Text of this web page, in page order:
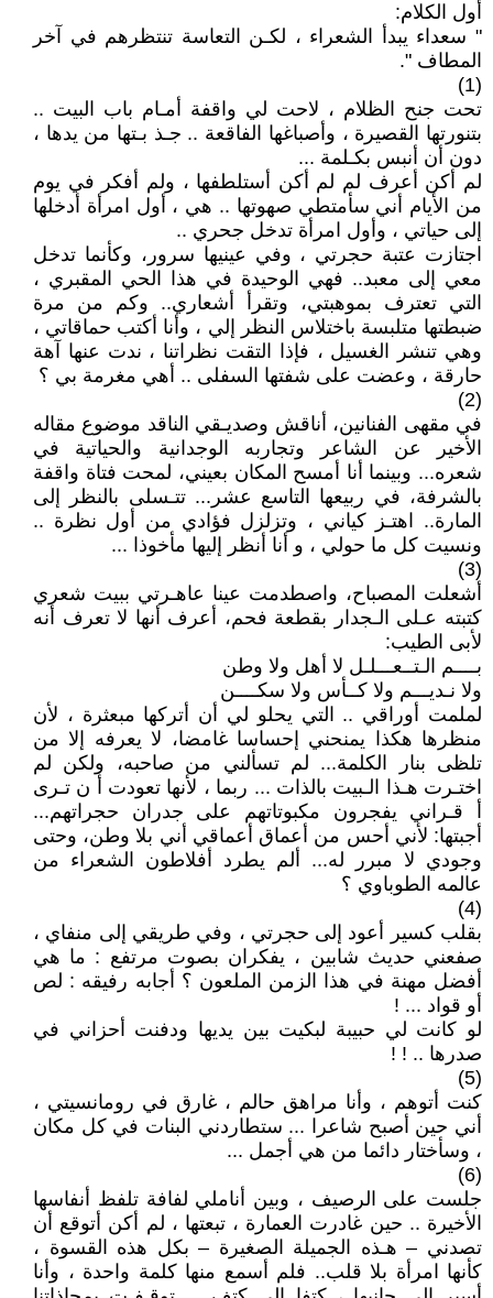
أول الكلام:
" سعداء يبدأ الشعراء ، لكـن التعاسة تنتظرهم في آخر
المطاف ".
(1)
تحت جنح الظلام ، لاحت لي واقفة أمـام باب البيت ..
بتنورتها القصيرة ، وأصباغها الفاقعة .. جـذ بـتها من يدها ،
دون أن أنبس بكـلمة ...
لم أكن أعرف لم لم أكن أستلطفها ، ولم أفكر في يوم
من الأيام أني سأمتطي صهوتها .. هي ، أول امرأة أدخلها
إلى حياتي ، وأول امرأة تدخل جحري ..
اجتازت عتبة حجرتي ، وفي عينيها سرور، وكأنما تدخل
معي إلى معبد.. فهي الوحيدة في هذا الحي المقبري ،
التي تعترف بموهبتي، وتقرأ أشعاري.. وكم من مرة
ضبطتها متلبسة باختلاس النظر إلي ، وأنا أكتب حماقاتي ،
وهي تنشر الغسيل ، فإذا التقت نظراتنا ، ندت عنها آهة
حارقة ، وعضت على شفتها السفلى .. أهي مغرمة بي ؟
(2)
في مقهى الفنانين، أناقش وصديـقي الناقد موضوع مقاله
الأخير عن الشاعر وتجاربه الوجدانية والحياتية في
شعره... وبينما أنا أمسح المكان بعيني، لمحت فتاة واقفة
بالشرفة، في ربيعها التاسع عشر... تتـسلى بالنظر إلى
المارة.. اهتـز كياني ، وتزلزل فؤادي من أول نظرة ..
ونسيت كل ما حولي ، و أنا أنظر إليها مأخوذا ...
(3)
أشعلت المصباح، واصطدمت عينا عاهـرتي ببيت شعري
كتبته عـلى الـجدار بقطعة فحم، أعرف أنها لا تعرف أنه
لأبى الطيب:
بــــم الـتــعـــلـل لا أهل ولا وطن
ولا نـديـــم ولا كــأس ولا سكــــن
لملمت أوراقي .. التي يحلو لي أن أتركها مبعثرة ، لأن
منظرها هكذا يمنحني إحساسا غامضا، لا يعرفه إلا من
تلظى بنار الكلمة... لم تسألني من صاحبه، ولكن لم
اختـرت هـذا الـبيت بالذات ... ربما ، لأنها تعودت أ ن تـرى
أ قـراني يفجرون مكبوتاتهم على جدران حجراتهم...
أجبتها: لأني أحس من أعماق أعماقي أني بلا وطن، وحتى
وجودي لا مبرر له... ألم يطرد أفلاطون الشعراء من
عالمه الطوباوي ؟
(4)
بقلب كسير أعود إلى حجرتي ، وفي طريقي إلى منفاي ،
صفعني حديث شابين ، يفكران بصوت مرتفع : ما هي
أفضل مهنة في هذا الزمن الملعون ؟ أجابه رفيقه : لص
أو قواد ... !
لو كانت لي حبيبة لبكيت بين يديها ودفنت أحزاني في
صدرها .. ! !
(5)
كنت أتوهم ، وأنا مراهق حالم ، غارق في رومانسيتي ،
أني حين أصبح شاعرا ... ستطاردني البنات في كل مكان
، وسأختار دائما من هي أجمل ...
(6)
جلست على الرصيف ، وبين أناملي لفافة تلفظ أنفاسها
الأخيرة .. حين غادرت العمارة ، تبعتها ، لم أكن أتوقع أن
تصدني – هـذه الجميلة الصغيرة – بكل هذه القسوة ،
كأنها امرأة بلا قلب.. فلم أسمع منها كلمة واحدة ، وأنا